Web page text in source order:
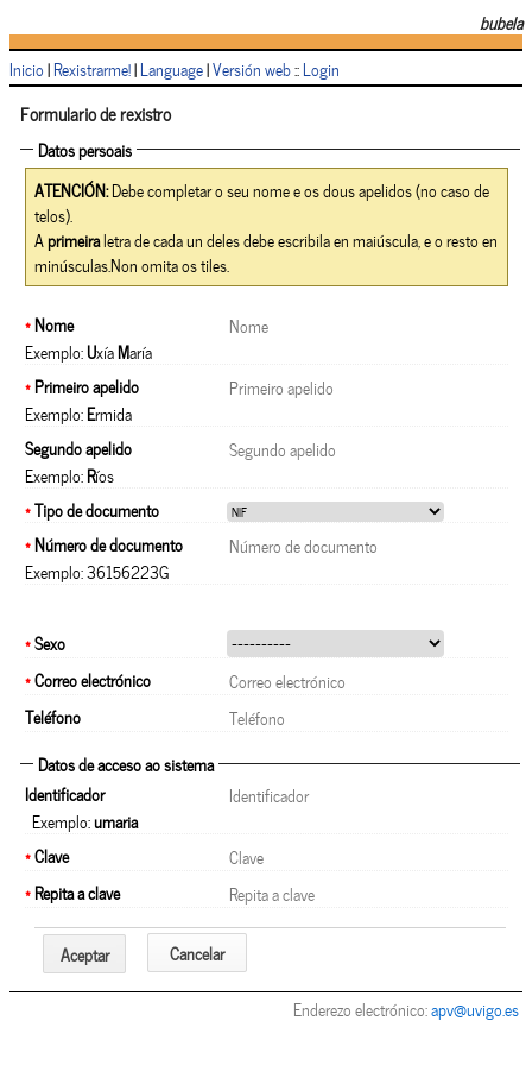
bubela
Inicio|Rexistrarme!|Language|Versión web::Login
Formulario de rexistro
Datos persoais
ATENCIÓN:Debe completar o seu nome e os dous apelidos (no caso de
telos).
Aprimeiraletra de cada un deles debe escribila en maiúscula, e o resto en
minúsculas.Non omita os tiles.
*Nome
Exemplo:UxíaMaría
*Primeiro apelido
Exemplo:Ermida
Segundo apelido
Exemplo:Ríos
*Tipo de documento
*Número de documento
Exemplo: 36156223G
*Sexo
*Correo electrónico
Teléfono
Datos de acceso ao sistema
Identificador
Exemplo:umaria
*Clave
*Repita a clave
Aceptar Cancelar
Enderezo electrónico:apv@uvigo.es